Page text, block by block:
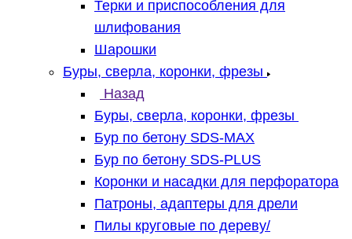
Терки и приспособления для
шлифования
Шарошки
Буры, сверла, коронки, фрезы
Назад
Буры, сверла, коронки, фрезы
Бур по бетону SDS-MAX
Бур по бетону SDS-PLUS
Коронки и насадки для перфоратора
Патроны, адаптеры для дрели
Пилы круговые по дереву/